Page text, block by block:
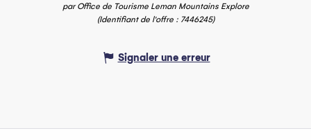
par Office de Tourisme Leman Mountains Explore
(Identifiant de l'offre : 7446245)
Signaler une erreur